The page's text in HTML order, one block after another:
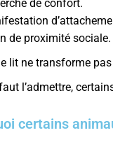
de confort.
de proximité sociale.
lit ne transforme
l’admettre,
certains